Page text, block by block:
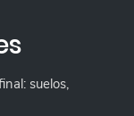
suelos,